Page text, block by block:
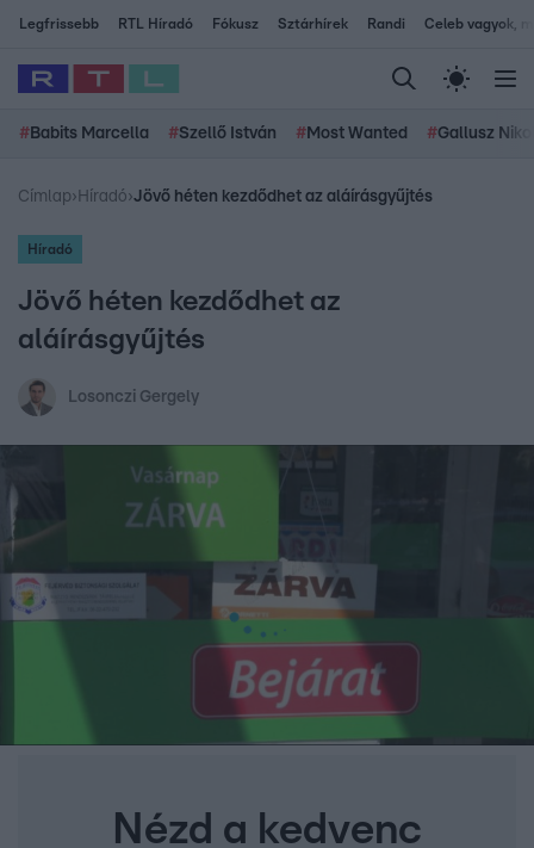
Legfrissebb RTL Híradó Fókusz Sztárhírek Randi Celeb vagyok,
# Babits Marcella #Szellő István # Most Wanted #Gallusz
Címlap› Híradó›Jövő héten kezdődhet az aláírásgyűjtés
Híradó
Jövő héten kezdődhet az
aláírásgyűjtés
Losonczi Gergely
Nézd a kedvenc